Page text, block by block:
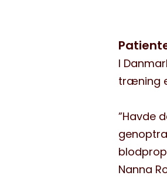
I
træning
”Havde
Nanna